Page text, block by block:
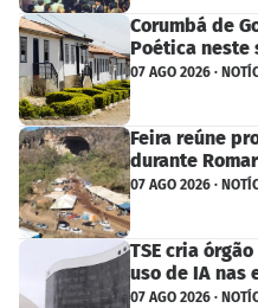
Corumbá de
Poética neste
07 AGO 2026 ·
Feira reúne
durante
07 AGO 2026 ·
TSE cria
uso de IA nas
07 AGO 2026 ·